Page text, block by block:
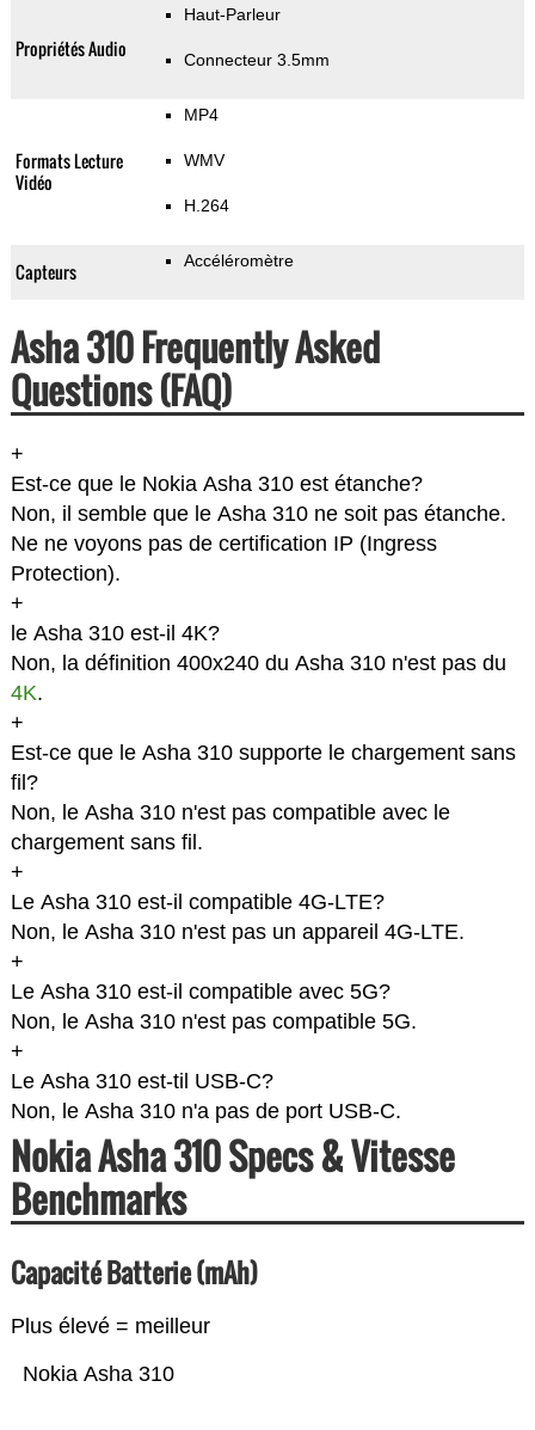
Propriétés Audio
Haut-Parleur
Connecteur 3.5mm
Formats Lecture
Vidéo
MP4
WMV
H.264
Capteurs Accéléromètre
Asha 310 Frequently Asked
Questions (FAQ)
+
Est-ce que le Nokia Asha 310 est étanche?
Non, il semble que le Asha 310 ne soit pas étanche.
Ne ne voyons pas de certification IP (Ingress
Protection).
+
le Asha 310 est-il 4K?
Non, la définition 400x240 du Asha 310 n'est pas du
4K.
+
Est-ce que le Asha 310 supporte le chargement sans
fil?
Non, le Asha 310 n'est pas compatible avec le
chargement sans fil.
+
Le Asha 310 est-il compatible 4G-LTE?
Non, le Asha 310 n'est pas un appareil 4G-LTE.
+
Le Asha 310 est-il compatible avec 5G?
Non, le Asha 310 n'est pas compatible 5G.
+
Le Asha 310 est-til USB-C?
Non, le Asha 310 n'a pas de port USB-C.
Nokia Asha 310 Specs & Vitesse
Benchmarks
Capacité Batterie (mAh)
Plus élevé = meilleur
Nokia Asha 310